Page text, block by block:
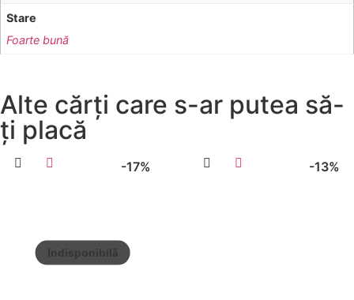
Stare
Foarte bună
Alte cărți care s-ar putea să-
ți placă
-17% -13%